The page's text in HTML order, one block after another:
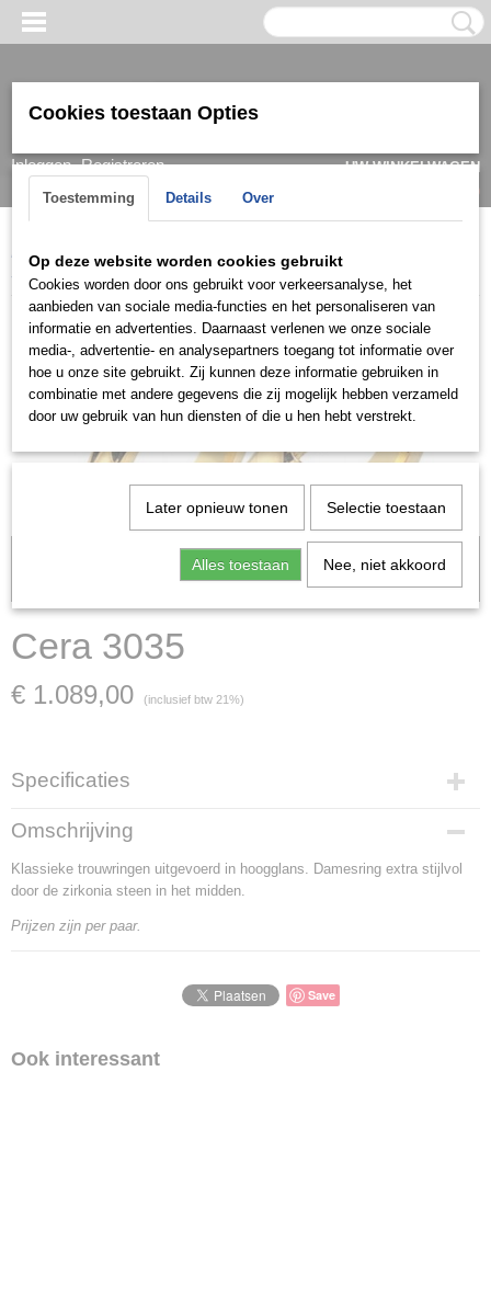
Inloggen Registreren
UW WINKELWAGEN
(0)
Home > > Trouwringen / Wedding Cera collectie
3035
Let op: het kan voorkomen dat het product onlangs in de zaak is
verkocht; in dat geval nemen wij contact met u op.
Cera 3035
€ 1.089,00 (inclusief btw 21%)
Specificaties
Artikelnummer
Cera 3035
Materiaal
Geelgoud
Goud Karaat
14 Karaat
Omschrijving
Klassieke trouwringen uitgevoerd in hoogglans. Damesring extra stijlvol
door de zirkonia steen in het midden.
Prijzen zijn per paar.
Save
Ook interessant
Cookies toestaan Opties
Toestemming Details Over
Op deze website worden cookies gebruikt
Cookies worden door ons gebruikt voor verkeersanalyse, het
aanbieden van sociale media-functies en het personaliseren van
informatie en advertenties. Daarnaast verlenen we onze sociale
media-, advertentie- en analysepartners toegang tot informatie over
hoe u onze site gebruikt. Zij kunnen deze informatie gebruiken in
combinatie met andere gegevens die zij mogelijk hebben verzameld
door uw gebruik van hun diensten of die u hen hebt verstrekt.
Later opnieuw tonen Selectie toestaan
Alles toestaan Nee, niet akkoord